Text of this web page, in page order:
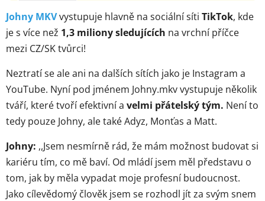
Johny MKVvystupuje hlavně na sociální síti TikTok, kde
je s více než 1,3 miliony sledujících na vrchní příčce
mezi CZ/SK tvůrci!
Neztratí se ale ani na dalších sítích jako je Instagram a
YouTube. Nyní pod jménem Johny.mkv vystupuje několik
tváří, které tvoří efektivní a velmi přátelský tým. Není to
tedy pouze Johny, ale také Adyz, Monťas a Matt.
Johny: ,,Jsem nesmírně rád, že mám možnost budovat si
kariéru tím, co mě baví. Od mládí jsem měl představu o
tom, jak by měla vypadat moje profesní budoucnost.
Jako cílevědomý člověk jsem se rozhodl jít za svým snem